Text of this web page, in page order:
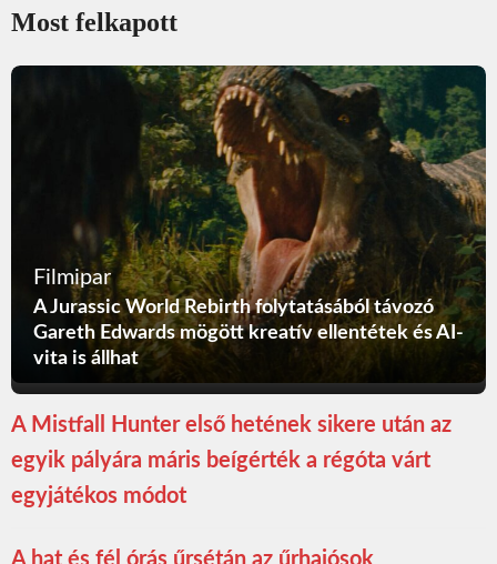
Most felkapott
Filmipar
A Jurassic World Rebirth folytatásából távozó
Gareth Edwards mögött kreatív ellentétek és AI-
vita is állhat
A Mistfall Hunter első hetének sikere után az
egyik pályára máris beígérték a régóta várt
egyjátékos módot
A hat és fél órás űrsétán az űrhajósok